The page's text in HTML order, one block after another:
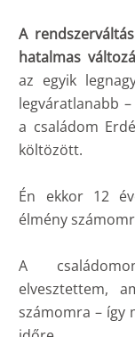
A
hatalmas
az egyik
legváratlanabb
a családom
költözött.
Én ekkor 12
élmény
A
elvesztettem,
számomra – így